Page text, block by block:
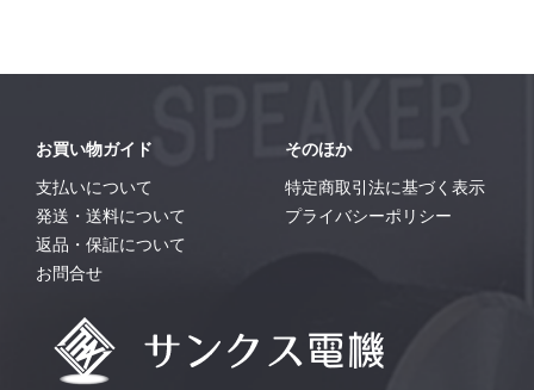
お買い物ガイド
支払いについて
発送・送料について
返品・保証について
お問合せ
そのほか
特定商取引法に基づく表示
プライバシーポリシー